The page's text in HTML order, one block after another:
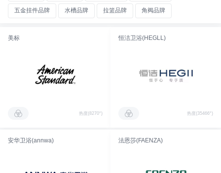
五金挂件品牌 水槽品牌 拉篮品牌 角阀品牌
美标
热度(8270°)
恒洁卫浴(HEGLL)
热度(35466°)
安华卫浴(annwa) 法恩莎(FAENZA)